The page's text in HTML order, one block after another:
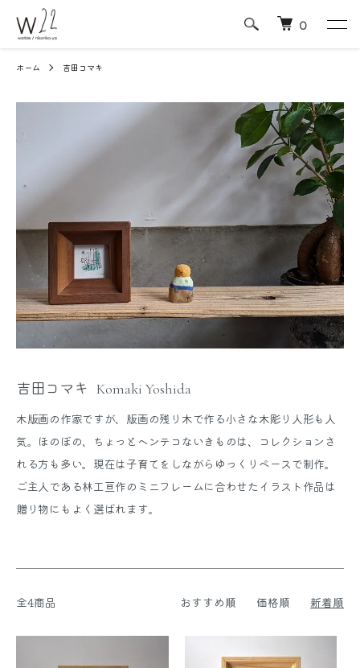
0
ホーム 吉田コマキ
吉田コマキ Komaki Yoshida
木版画の作家ですが、版画の残り木で作る小さな木彫り人形も人
気。ほのぼの、ちょっとヘンテコないきものは、コレクションさ
れる方も多い。現在は子育てをしながらゆっくりペースで制作。
ご主人である林工亘作のミニフレームに合わせたイラスト作品は
贈り物にもよく選ばれます。
全4商品 おすすめ順 価格順 新着順